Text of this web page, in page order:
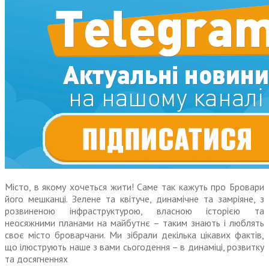
Місто, в якому хочеться жити! Саме так кажуть про Бровари
його мешканці. Зелене та квітуче, динамічне та замріяне, з
розвиненою інфраструктурою, власною історією та
неосяжними планами на майбутнє – таким знають і люблять
своє місто броварчани. Ми зібрали декілька цікавих фактів,
що ілюструють наше з вами сьогодення – в динаміці, розвитку
та досягненнях